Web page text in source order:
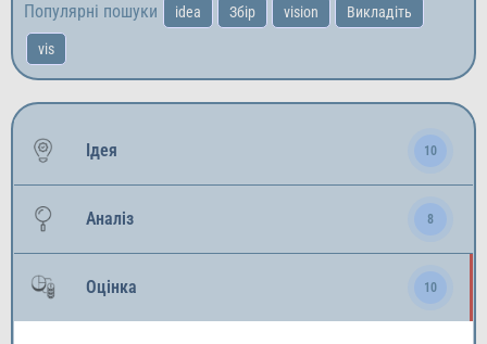
Популярні пошуки idea Збір vision Викладіть
vis
Ідея 10
Аналіз 8
Оцінка 10